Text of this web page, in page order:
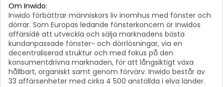
Om Inwido:
Inwido förbättrar människors liv inomhus med fönster och
dörrar. Som Europas ledande fönsterkoncern är Inwidos
affärsidé att utveckla och sälja marknadens bästa
kundanpassade fönster- och dörrlösningar, via en
decentraliserad struktur och med fokus på den
konsumentdrivna marknaden, för att långsiktigt växa
hållbart, organiskt samt genom förvärv. Inwido består av
33 affärsenheter med cirka 4 500 anställda i elva länder.